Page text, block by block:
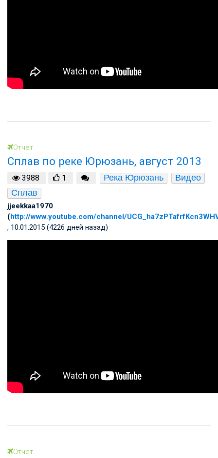
Отчет
Сплав по реке Юрюзань, август 2013
3988 1 Река Юрюзань
Видео
Сплав
jjeekkaa1970
(http://www.youtube.com/channel/
, 10.01.2015 (4226 дней назад)
Отчет